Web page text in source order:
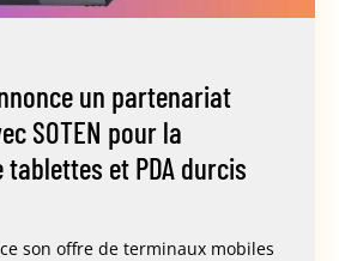
un partenariat
SOTEN pour la
et PDA durcis
son offre de terminaux mobiles